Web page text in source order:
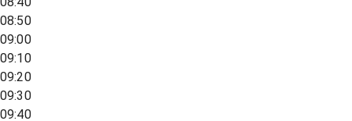
08:50
09:00
09:10
09:20
09:30
09:40